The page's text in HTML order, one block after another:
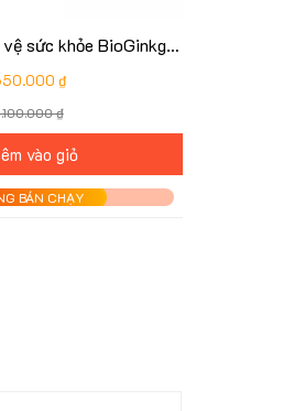
sức khỏe BioGinkgo
27/7 ₫
₫
vào giỏ
BÁN CHẠY